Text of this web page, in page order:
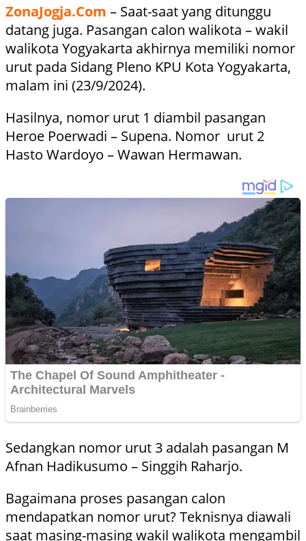
ZonaJogja.Com – Saat-saat yang ditunggu
datang juga. Pasangan calon walikota – wakil
walikota Yogyakarta akhirnya memiliki nomor
urut pada Sidang Pleno KPU Kota Yogyakarta,
malam ini (23/9/2024).
Hasilnya, nomor urut 1 diambil pasangan
Heroe Poerwadi – Supena. Nomor urut 2
Hasto Wardoyo – Wawan Hermawan.
Sedangkan nomor urut 3 adalah pasangan M
Afnan Hadikusumo – Singgih Raharjo.
Bagaimana proses pasangan calon
mendapatkan nomor urut? Teknisnya diawali
saat masing-masing wakil walikota mengambil